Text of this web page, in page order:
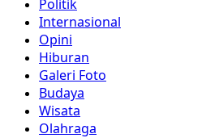
Politik
Internasional
Opini
Hiburan
Galeri Foto
Budaya
Wisata
Olahraga